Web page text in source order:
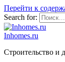
Перейти к
Search for:
Inhomes.ru
Строительство и